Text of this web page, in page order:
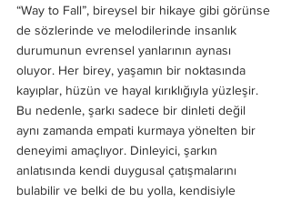
“Way to Fall”, bireysel bir hikaye gibi görünse
de sözlerinde ve melodilerinde insanlık
durumunun evrensel yanlarının aynası
oluyor. Her birey, yaşamın bir noktasında
kayıplar, hüzün ve hayal kırıklığıyla yüzleşir.
Bu nedenle, şarkı sadece bir dinleti değil
aynı zamanda empati kurmaya yönelten bir
deneyimi amaçlıyor. Dinleyici, şarkın
anlatısında kendi duygusal çatışmalarını
bulabilir ve belki de bu yolla, kendisiyle